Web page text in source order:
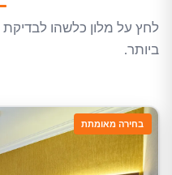
לחץ על מלון כלשהו
ביותר.
בחירה מאומתת